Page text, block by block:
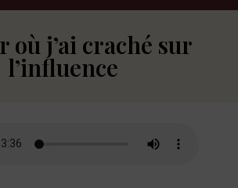
où j’ai craché sur
l’influence